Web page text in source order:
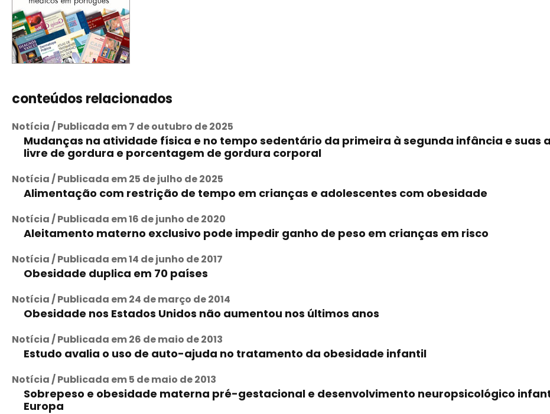
conteúdos relacionados
Notícia / Publicada em 7 de outubro de 2025
Mudanças na atividade física e no tempo sedentário da primeira à segunda infância e suas
livre de gordura e porcentagem de gordura corporal
Notícia / Publicada em 25 de julho de 2025
Alimentação com restrição de tempo em crianças e adolescentes com obesidade
Notícia / Publicada em 16 de junho de 2020
Aleitamento materno exclusivo pode impedir ganho de peso em crianças em risco
Notícia / Publicada em 14 de junho de 2017
Obesidade duplica em 70 países
Notícia / Publicada em 24 de março de 2014
Obesidade nos Estados Unidos não aumentou nos últimos anos
Notícia / Publicada em 26 de maio de 2013
Estudo avalia o uso de auto-ajuda no tratamento da obesidade infantil
Notícia / Publicada em 5 de maio de 2013
Sobrepeso e obesidade materna pré-gestacional e desenvolvimento neuropsicológico
Europa